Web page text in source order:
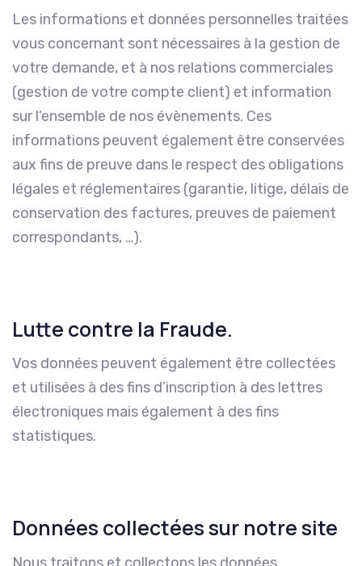
Les informations et données personnelles traitées
vous concernant sont nécessaires à la gestion de
votre demande, et à nos relations commerciales
(gestion de votre compte client) et information
sur l’ensemble de nos évènements. Ces
informations peuvent également être conservées
aux fins de preuve dans le respect des obligations
légales et réglementaires (garantie, litige, délais de
conservation des factures, preuves de paiement
correspondants, …).
Lutte contre la Fraude.
Vos données peuvent également être collectées
et utilisées à des fins d’inscription à des lettres
électroniques mais également à des fins
statistiques.
Données collectées sur notre site